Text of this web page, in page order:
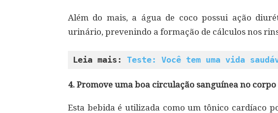
Além do mais, a água de coco possui ação
urinário, prevenindo a formação de cálculos nos
Leia mais: Teste: Você tem uma vida
4. Promove uma boa circulação sanguínea no corpo
Esta bebida é utilizada como um tônico cardíaco